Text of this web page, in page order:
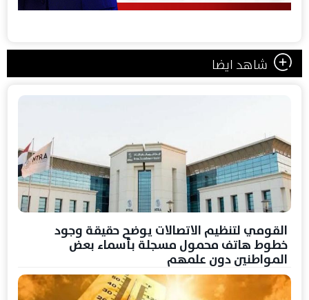
شاهد ايضا
القومي لتنظيم الاتصالات يوضح حقيقة وجود
خطوط هاتف محمول مسجلة بأسماء بعض
المواطنين دون علمهم